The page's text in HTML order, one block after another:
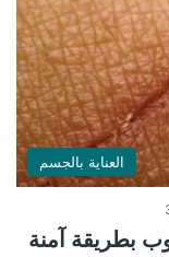
العناية بالجسم
بطريقة آمنة